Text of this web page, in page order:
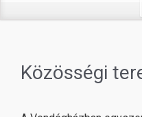
Közösségi